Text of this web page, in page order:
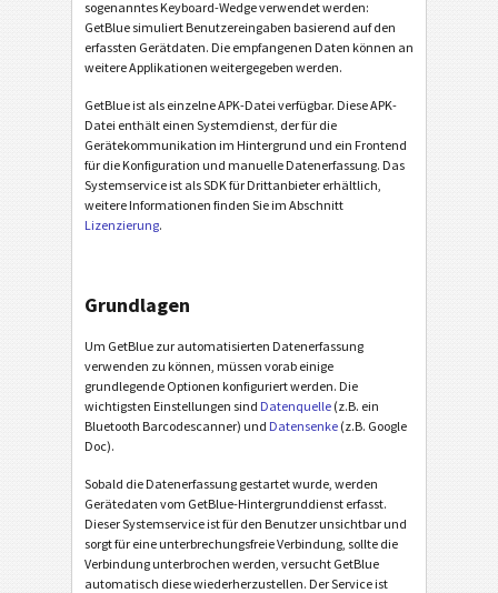
sogenanntes Keyboard-Wedge verwendet werden:
GetBlue simuliert Benutzereingaben basierend auf den
erfassten Gerätdaten. Die empfangenen Daten können an
weitere Applikationen weitergegeben werden.
GetBlue ist als einzelne APK-Datei verfügbar. Diese APK-
Datei enthält einen Systemdienst, der für die
Gerätekommunikation im Hintergrund und ein Frontend
für die Konfiguration und manuelle Datenerfassung. Das
Systemservice ist als SDK für Drittanbieter erhältlich,
weitere Informationen finden Sie im Abschnitt
Lizenzierung.
Grundlagen
Um GetBlue zur automatisierten Datenerfassung
verwenden zu können, müssen vorab einige
grundlegende Optionen konfiguriert werden. Die
wichtigsten Einstellungen sind Datenquelle (z.B. ein
Bluetooth Barcodescanner) und Datensenke (z.B. Google
Doc).
Sobald die Datenerfassung gestartet wurde, werden
Gerätedaten vom GetBlue-Hintergrunddienst erfasst.
Dieser Systemservice ist für den Benutzer unsichtbar und
sorgt für eine unterbrechungsfreie Verbindung, sollte die
Verbindung unterbrochen werden, versucht GetBlue
automatisch diese wiederherzustellen. Der Service ist